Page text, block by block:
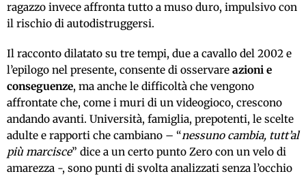
ragazzo invece affronta tutto a muso duro, impulsivo con
il rischio di autodistruggersi.
Il racconto dilatato su tre tempi, due a cavallo del 2002 e
l’epilogo nel presente, consente di osservare azioni e
conseguenze, ma anche le difficoltà che vengono
affrontate che, come i muri di un videogioco, crescono
andando avanti. Università, famiglia, prepotenti, le scelte
adulte e rapporti che cambiano – “nessuno cambia, tutt’al
più marcisce” dice a un certo punto Zero con un velo di
amarezza -, sono punti di svolta analizzati senza l’occhio